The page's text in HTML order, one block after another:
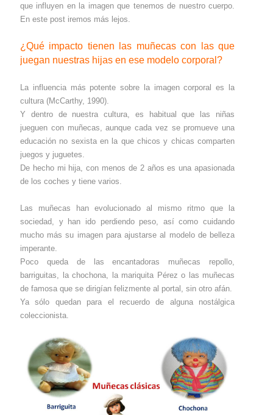
que influyen en la imagen que tenemos de nuestro cuerpo.
En este post iremos más lejos.
¿Qué impacto tienen las muñecas con las que
juegan nuestras hijas en ese modelo corporal?
La influencia más potente sobre la imagen corporal es la
cultura (McCarthy, 1990).
Y dentro de nuestra cultura, es habitual que las niñas
jueguen con muñecas, aunque cada vez se promueve una
educación no sexista en la que chicos y chicas comparten
juegos y juguetes.
De hecho mi hija, con menos de 2 años es una apasionada
de los coches y tiene varios.
Las muñecas han evolucionado al mismo ritmo que la
sociedad, y han ido perdiendo peso, así como cuidando
mucho más su imagen para ajustarse al modelo de belleza
imperante.
Poco queda de las encantadoras muñecas repollo,
barriguitas, la chochona, la mariquita Pérez o las muñecas
de famosa que se dirigían felizmente al portal, sin otro afán.
Ya sólo quedan para el recuerdo de alguna nostálgica
coleccionista.